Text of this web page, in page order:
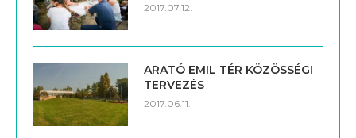
2017.07.12.
ARATÓ EMIL TÉR KÖZÖSSÉGI
TERVEZÉS
2017.06.11.